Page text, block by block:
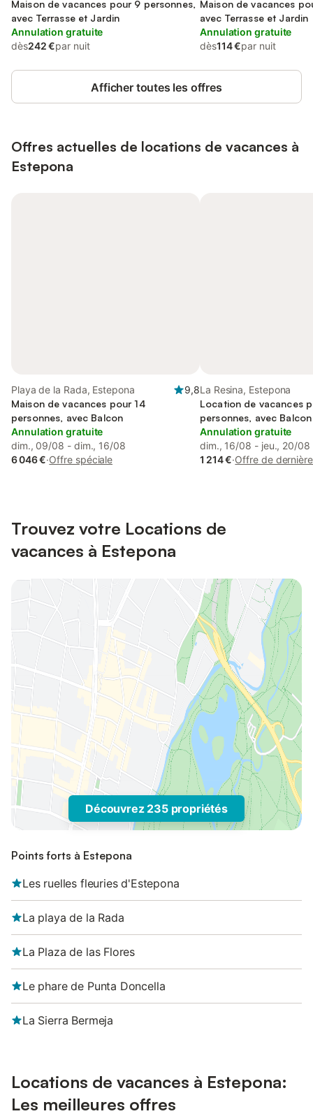
Maison de vacances pour 9 personnes,
avec Terrasse et Jardin
Annulation gratuite
dès242 €par nuit
Maison de vacances
avec Terrasse et Jardin
Annulation gratuite
dès114 €par nuit
Afficher toutes les offres
Offres actuelles de locations de vacances à
Estepona
Playa de la Rada, Estepona
9,8
Maison de vacances pour 14
personnes, avec Balcon
Annulation gratuite
dim., 09/08 - dim., 16/08
6 046 €·Offre spéciale
La Resina, Estepona
Location de vacances
personnes, avec
et Bassin pour enfant
Annulation gratuite
dim., 16/08 - jeu., 20/08
1 214 €·Offre de
Trouvez votre Locations de
vacances à Estepona
Découvrez 235 propriétés
Points forts à Estepona
Les ruelles fleuries d'Estepona
La playa de la Rada
La Plaza de las Flores
Le phare de Punta Doncella
La Sierra Bermeja
Locations de vacances à Estepona:
Les meilleures offres